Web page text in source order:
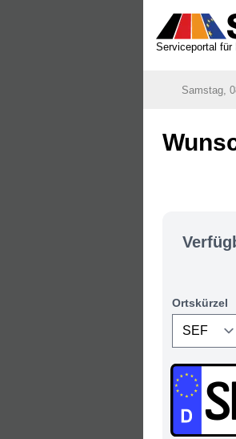
Serviceportal für
Samstag,
Ortskürzel